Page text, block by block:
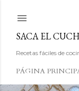
SACA EL
Recetas fáciles de
PÁGINA